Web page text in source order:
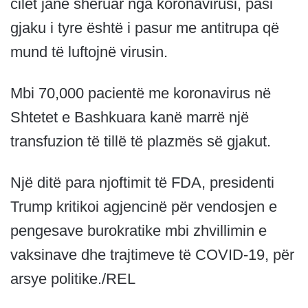
cilët janë shëruar nga koronavirusi, pasi
gjaku i tyre është i pasur me antitrupa që
mund të luftojnë virusin.
Mbi 70,000 pacientë me koronavirus në
Shtetet e Bashkuara kanë marrë një
transfuzion të tillë të plazmës së gjakut.
Një ditë para njoftimit të FDA, presidenti
Trump kritikoi agjencinë për vendosjen e
pengesave burokratike mbi zhvillimin e
vaksinave dhe trajtimeve të COVID-19, për
arsye politike./REL